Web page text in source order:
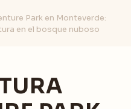
Park en Monteverde:
en el bosque nuboso